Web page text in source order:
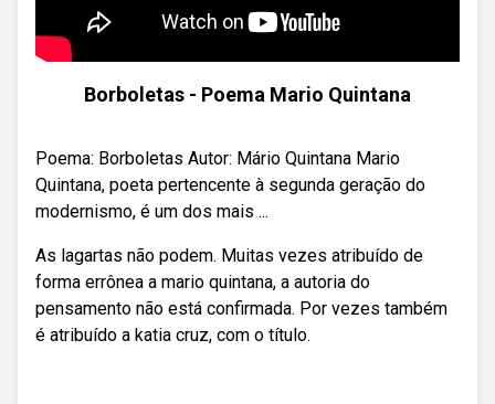
Borboletas - Poema Mario Quintana
Poema: Borboletas Autor: Mário Quintana Mario
Quintana, poeta pertencente à segunda geração do
modernismo, é um dos mais ...
As lagartas não podem. Muitas vezes atribuído de
forma errônea a mario quintana, a autoria do
pensamento não está confirmada. Por vezes também
é atribuído a katia cruz, com o título.